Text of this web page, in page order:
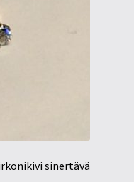
sinertävä